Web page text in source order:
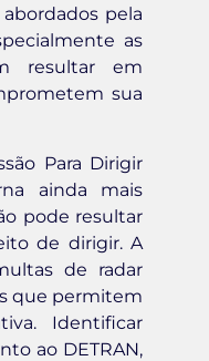
pela
as
resultar em
sua
Para Dirigir
ainda mais
pode resultar
de dirigir. A
de radar
que permitem
Identificar
ao DETRAN,